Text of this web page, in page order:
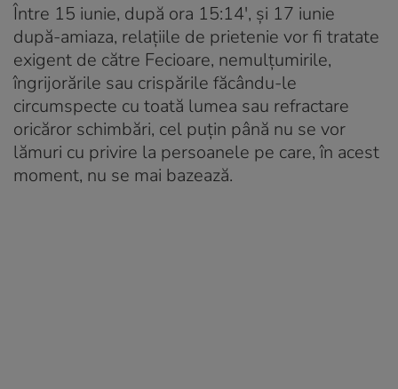
Între 15 iunie, după ora 15:14′, și 17 iunie
după-amiaza, relațiile de prietenie vor fi tratate
exigent de către Fecioare, nemulțumirile,
îngrijorările sau crispările făcându-le
circumspecte cu toată lumea sau refractare
oricăror schimbări, cel puțin până nu se vor
lămuri cu privire la persoanele pe care, în acest
moment, nu se mai bazează.